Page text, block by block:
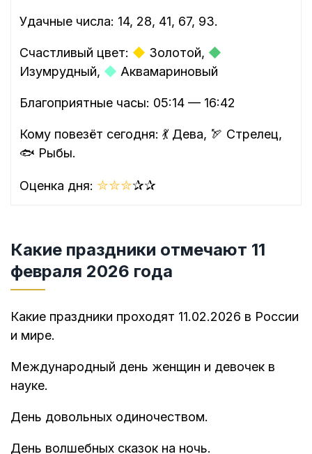
Удачные числа: 14, 28, 41, 67, 93.
Счастливый цвет: ◆ Золотой, ◆
Изумрудный, ◆ Аквамариновый
Благоприятные часы: 05:14 — 16:42
Кому повезёт сегодня: 💃 Дева, 🏹 Стрелец,
🐟 Рыбы.
Оценка дня: ✮✮✮✰✰
Какие праздники отмечают 11
февраля 2026 года
Какие праздники проходят 11.02.2026 в России
и мире.
Международный день женщин и девочек в
науке.
День довольных одиночеством.
День волшебных сказок на ночь.